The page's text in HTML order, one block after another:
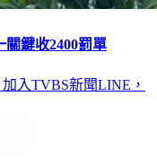
鍵收2400罰單
加入TVBS新聞LINE，